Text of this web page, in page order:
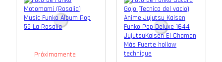
Próximamente